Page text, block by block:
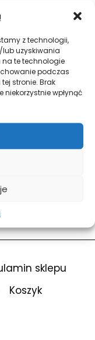
z technologii,
lub uzyskiwania
te technologie
podczas
stronie. Brak
wpłynąć
Password?
sklepu
Koszyk